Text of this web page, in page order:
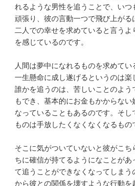
れるような男性を追うことで、いつ
頑張り、彼の言動一つで飛び上がる
二人での幸せを求めていると言うよ
を感じているのです。
人間は夢中になれるものを求めてい
一生懸命に成し遂げるというのは楽
誰かを追うのは、苦しいことのよう
もでき、基本的にお金もかからな
なっていることもあるのです。そし
ものは手放したくなくなくなるもの
そこに気がついていないと彼がこ
ちに確信が持てるようになことがあ
て追うことができなくなってしまう
から彼との関係を壊すような行動を